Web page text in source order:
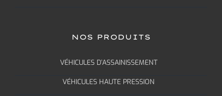
NOS PRODUITS
VÉHICULES D’ASSAINISSEMENT
VÉHICULES HAUTE PRESSION